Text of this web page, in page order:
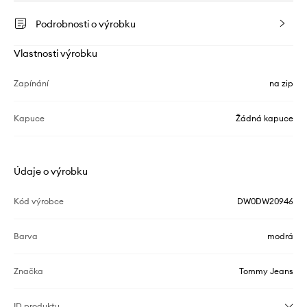
Podrobnosti o výrobku
Vlastnosti výrobku
Zapínání na zip
Kapuce Žádná kapuce
Údaje o výrobku
Kód výrobce DW0DW20946
Barva modrá
Značka Tommy Jeans